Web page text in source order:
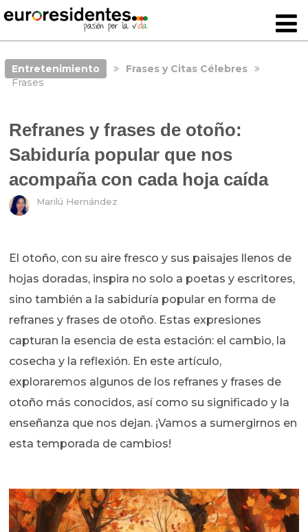
Entretenimiento
Frases y Citas Célebres
Frases
Refranes y frases de otoño:
Sabiduría popular que nos
acompaña con cada hoja caída
Marilú Hernández
El otoño, con su aire fresco y sus paisajes llenos de
hojas doradas, inspira no solo a poetas y escritores,
sino también a la sabiduría popular en forma de
refranes y frases de otoño. Estas expresiones
capturan la esencia de esta estación: el cambio, la
cosecha y la reflexión. En este artículo,
exploraremos algunos de los refranes y frases de
otoño más conocidos, así como su significado y la
enseñanza que nos dejan. ¡Vamos a sumergirnos en
esta temporada de cambios!